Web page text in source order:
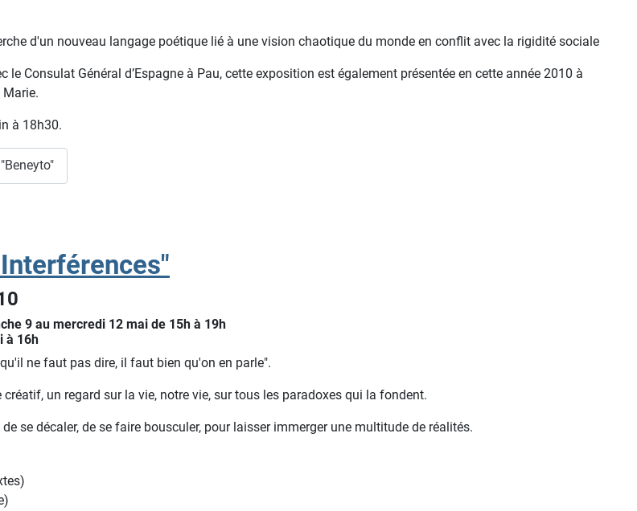
d'un nouveau langage poétique lié à une vision chaotique du monde en conflit avec la rigidité sociale
le Consulat Général d’Espagne à Pau, cette exposition est également présentée en cette année 2010 à
Marie.
à 18h30.
9 au mercredi 12 mai de 15h à 19h
à 16h
ne faut pas dire, il faut bien qu'on en parle".
créatif, un regard sur la vie, notre vie, sur tous les paradoxes qui la fondent.
de se décaler, de se faire bousculer, pour laisser immerger une multitude de réalités.